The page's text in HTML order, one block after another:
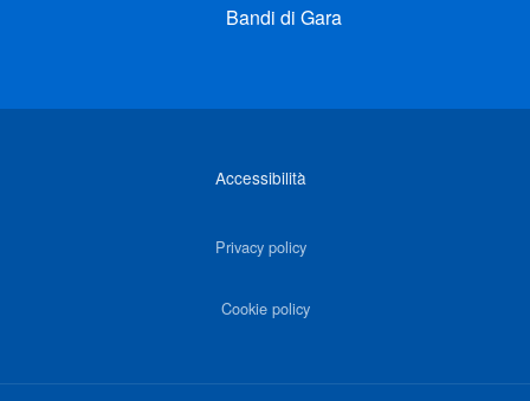
Bandi di Gara
Accessibilità
Privacy policy
Cookie policy